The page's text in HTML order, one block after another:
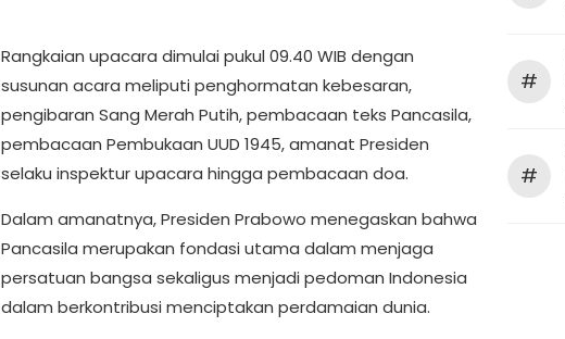
Rangkaian upacara dimulai pukul 09.40 WIB dengan
susunan acara meliputi penghormatan kebesaran,
pengibaran Sang Merah Putih, pembacaan teks Pancasila,
pembacaan Pembukaan UUD 1945, amanat Presiden
selaku inspektur upacara hingga pembacaan doa.
Dalam amanatnya, Presiden Prabowo menegaskan bahwa
Pancasila merupakan fondasi utama dalam menjaga
persatuan bangsa sekaligus menjadi pedoman Indonesia
dalam berkontribusi menciptakan perdamaian dunia.
#
#